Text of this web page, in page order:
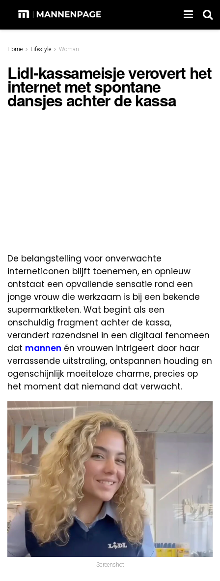
Home Lifestyle Woman
Lidl-kassameisje verovert het
internet met spontane
dansjes achter de kassa
De belangstelling voor onverwachte
interneticonen blijft toenemen, en opnieuw
ontstaat een opvallende sensatie rond een
jonge vrouw die werkzaam is bij een bekende
supermarktketen. Wat begint als een
onschuldig fragment achter de kassa,
verandert razendsnel in een digitaal fenomeen
dat mannen én vrouwen intrigeert door haar
verrassende uitstraling, ontspannen houding en
ogenschijnlijk moeiteloze charme, precies op
het moment dat niemand dat verwacht.
Screenshot